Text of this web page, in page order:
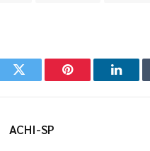
Twitter Pinterest
ACHI-SP